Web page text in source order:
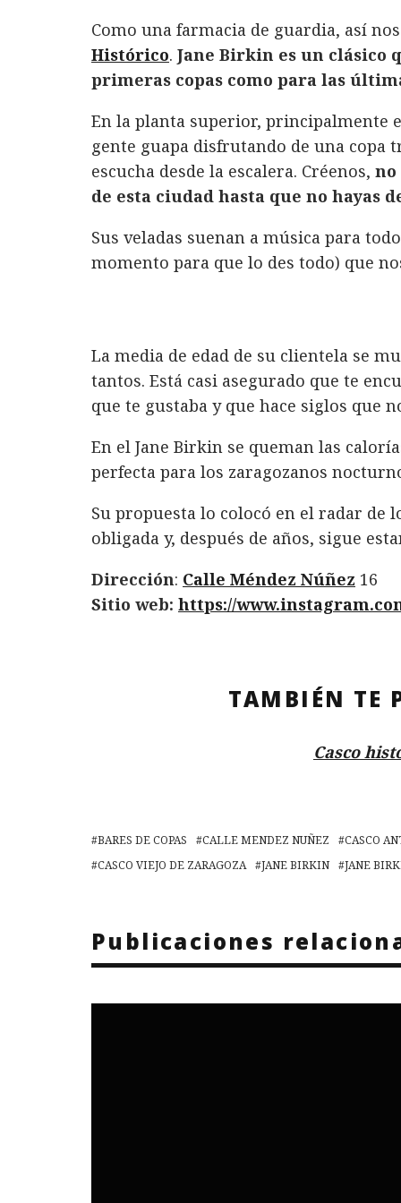
c
e
b
o
o
k
it
te
r
n
k
e
d
I
n
at
s
A
p
p
ai
l
m
p
a
rt
ir
Como una farmacia de guardia, así
Histórico. Jane Birkin es un clásico
primeras copas como para las
En la planta superior, principalmente
gente guapa disfrutando de una copa
escucha desde la escalera. Créenos, no
de esta ciudad hasta que no hayas
Sus veladas suenan a música para
momento para que lo des todo) que
La media de edad de su clientela se
tantos. Está casi asegurado que te
que te gustaba y que hace siglos que
En el Jane Birkin se queman las
perfecta para los zaragozanos
Su propuesta lo colocó en el radar de
obligada y, después de años, sigue
Dirección: Calle Méndez Núñez 16
Sitio web: https://
TAMBIÉN TE
Casco
BARES DE COPAS CALLE MENDEZ NUÑEZ CASCO
CASCO VIEJO DE ZARAGOZA
JANE BIRKIN JANE
Publicaciones